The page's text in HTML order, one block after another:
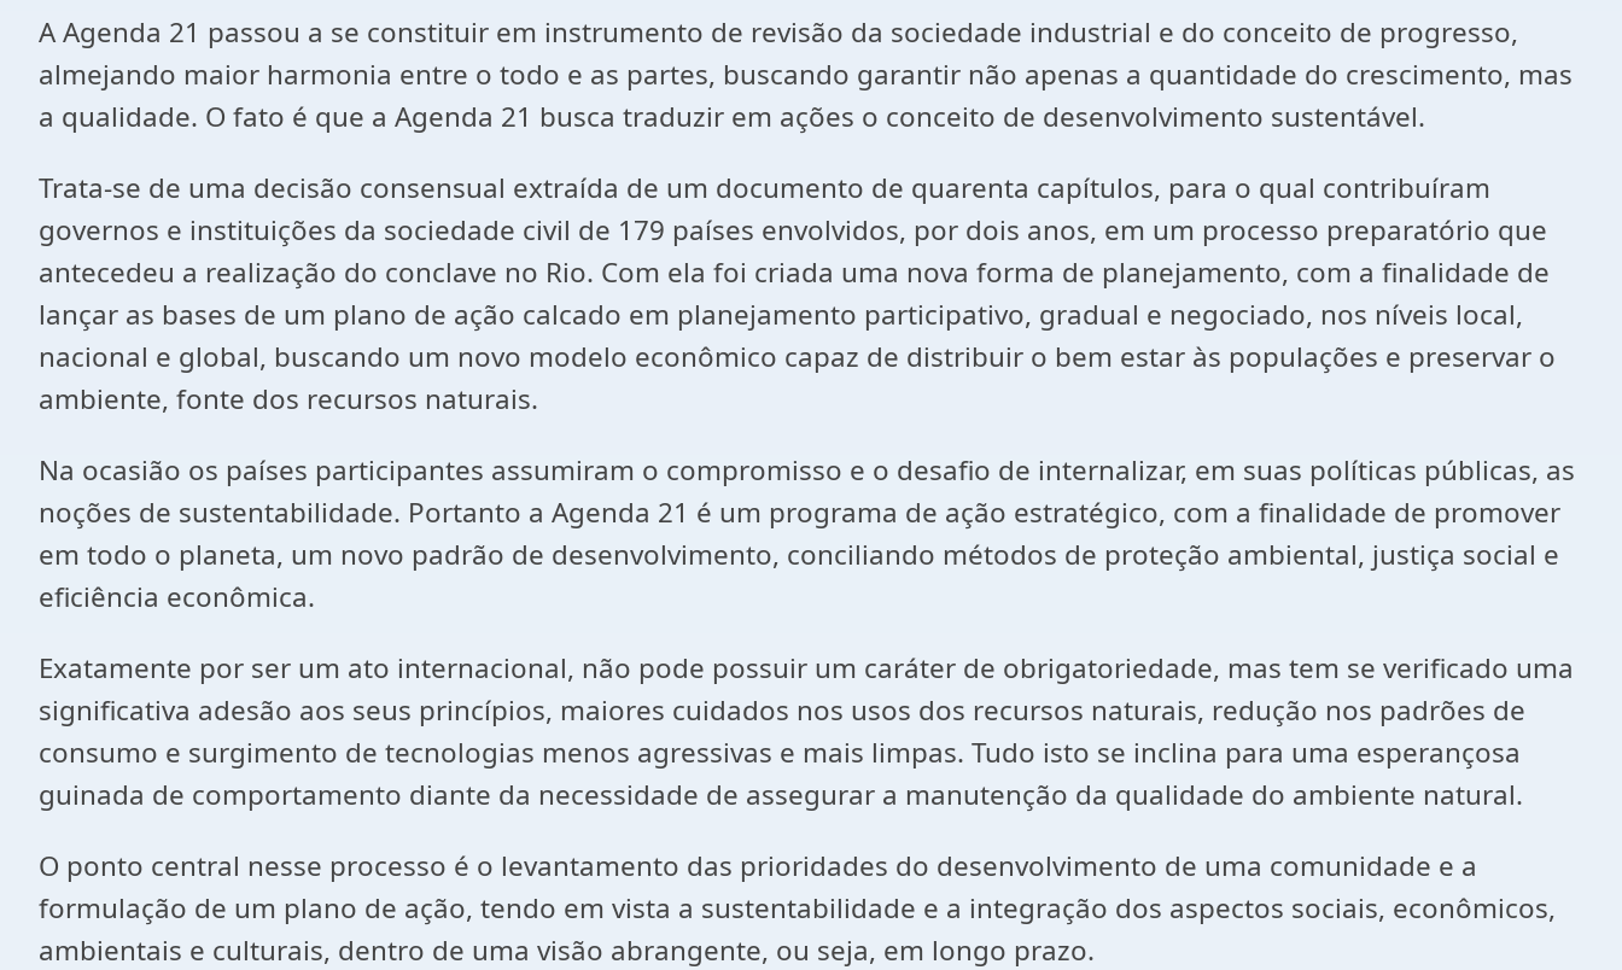
A Agenda 21 passou a se constituir em instrumento de revisão da sociedade industrial e do conceito de progresso,
almejando maior harmonia entre o todo e as partes, buscando garantir não apenas a quantidade do crescimento, mas
a qualidade. O fato é que a Agenda 21 busca traduzir em ações o conceito de desenvolvimento sustentável.
Trata-se de uma decisão consensual extraída de um documento de quarenta capítulos, para o qual contribuíram
governos e instituições da sociedade civil de 179 países envolvidos, por dois anos, em um processo preparatório que
antecedeu a realização do conclave no Rio. Com ela foi criada uma nova forma de planejamento, com a finalidade de
lançar as bases de um plano de ação calcado em planejamento participativo, gradual e negociado, nos níveis local,
nacional e global, buscando um novo modelo econômico capaz de distribuir o bem estar às populações e preservar o
ambiente, fonte dos recursos naturais.
Na ocasião os países participantes assumiram o compromisso e o desafio de internalizar, em suas políticas públicas, as
noções de sustentabilidade. Portanto a Agenda 21 é um programa de ação estratégico, com a finalidade de promover
em todo o planeta, um novo padrão de desenvolvimento, conciliando métodos de proteção ambiental, justiça social e
eficiência econômica.
Exatamente por ser um ato internacional, não pode possuir um caráter de obrigatoriedade, mas tem se verificado uma
significativa adesão aos seus princípios, maiores cuidados nos usos dos recursos naturais, redução nos padrões de
consumo e surgimento de tecnologias menos agressivas e mais limpas. Tudo isto se inclina para uma esperançosa
guinada de comportamento diante da necessidade de assegurar a manutenção da qualidade do ambiente natural.
O ponto central nesse processo é o levantamento das prioridades do desenvolvimento de uma comunidade e a
formulação de um plano de ação, tendo em vista a sustentabilidade e a integração dos aspectos sociais, econômicos,
ambientais e culturais, dentro de uma visão abrangente, ou seja, em longo prazo.